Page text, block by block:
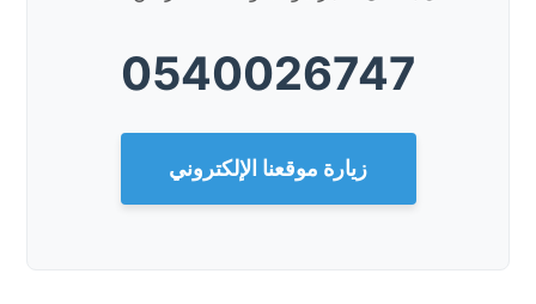
0540026747
زيارة موقعنا الإلكتروني